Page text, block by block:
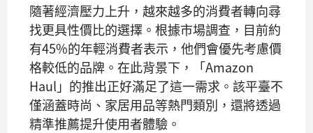
隨著經濟壓力上升，越來越多的消費者轉向尋
找更具性價比的選擇。根據市場調查，目前約
有45%的年輕消費者表示，他們會優先考慮價
格較低的品牌。在此背景下，「Amazon
Haul」的推出正好滿足了這一需求。該平臺不
僅涵蓋時尚、家居用品等熱門類別，還將透過
精準推薦提升使用者體驗。